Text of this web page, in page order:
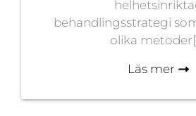
behandlingsstrategi
olika
Läs mer